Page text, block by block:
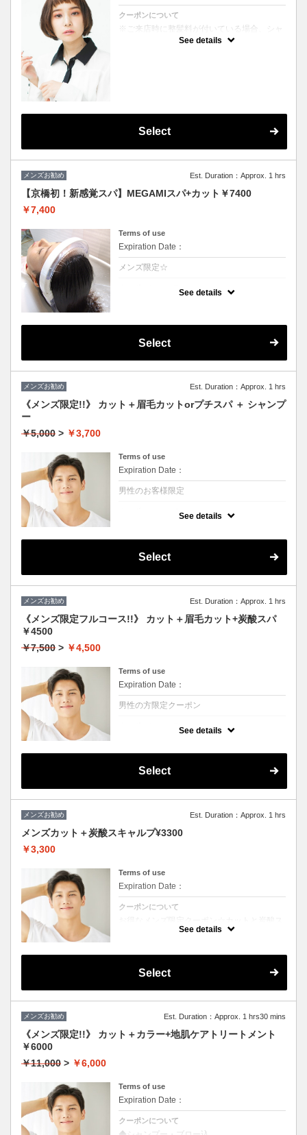
クーポンについて
※ご来店時に整髪料が付いている場合、シャ
ンプーを追加していただく場合がございま
す。（＋1000円）
See details
Select
メンズお勧め Est. Duration：Approx. 1 hrs
【京橋初！新感覚スパ】MEGAMIスパ+カット￥7400
￥7,400
Terms of use
Expiration Date：
メンズ限定☆
る頭皮の匂いなどもなくなります☆（髪の毛
に付着しているカルシュウムを除去すること
により根本の立ち上がりが凄いです）
See details
Select
メンズお勧め Est. Duration：Approx. 1 hrs
《メンズ限定!!》 カット＋眉毛カットorプチスパ ＋ シャンプ
ー
￥5,000 > ￥3,700
Terms of use
Expiration Date：
男性のお客様限定
かな印象になります！！
See details
Select
メンズお勧め Est. Duration：Approx. 1 hrs
《メンズ限定フルコース!!》 カット＋眉毛カット+炭酸スパ
￥4500
￥7,500 > ￥4,500
Terms of use
Expiration Date：
男性の方限定クーポン
眉毛のお手入れもついてるのですっきり爽や
かな印象になります！！
See details
Select
メンズお勧め Est. Duration：Approx. 1 hrs
メンズカット＋炭酸スキャルプ¥3300
￥3,300
Terms of use
Expiration Date：
クーポンについて
See details
Select
メンズお勧め Est. Duration：Approx. 1 hrs30 mins
《メンズ限定!!》 カット＋カラー+地肌ケアトリートメント
￥6000
￥11,000 > ￥6,000
Terms of use
Expiration Date：
クーポンについて